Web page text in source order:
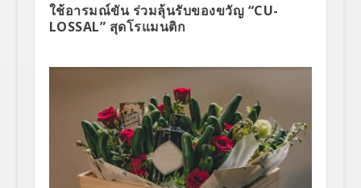
ใช้อารมณ์ขัน ร่วมลุ้นรับของขวัญ “CU-
LOSSAL” สุดโรแมนติก